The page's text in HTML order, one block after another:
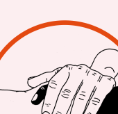
E s
in
Kim-